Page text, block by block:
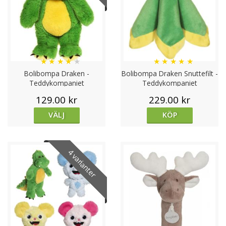
Med inspiration från Båstad och nordisk enkelhet
kombinerar varje nalle stilrena detaljer med värme och
mjukhet. Kollektionen erbjuder allt från modern stickad
känsla till klassiska plyschmodeller
Mångsidigt sortiment för alla åldrar
Kollektionen rymmer allt från charmiga bebis‑vänliga
snuttefiltar (snuttisar), mini‑nallar och skallrande
gosedjur till större plysch‑favoriter – alla med noggrant
tilltänkta detaljer som gör dem mysiga och trygga
Varför de älskas av barn och vuxna:
Leva‑med‑vän‑känsla– “Bolibompa‑draken”,
“Diinglisar‑filtar”, “Beanies Enhörning” och andra
karaktärer blir snabbt favoriter
Presentinvestering– perfekta dop‑ eller
födelsedagspresenter som kan följa med genom
barnets tidiga år och bibehålla både kvalitet och
Bolibompa Draken -
Teddykompaniet
★★ ★★★
129.00 kr
VÄLJ
Bolibompa Draken Snuttefilt -
Teddykompaniet
★ ★★ ★ ★
229.00 kr
KÖP
4 varianter